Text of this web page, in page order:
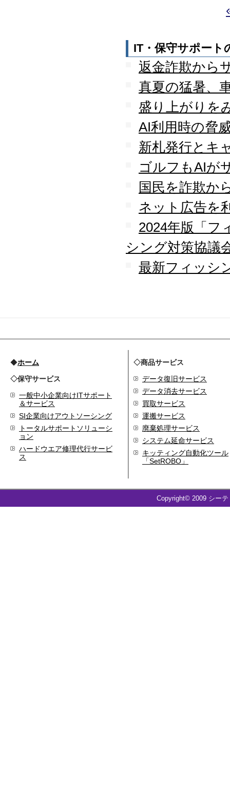
IT・保守サポート
返金詐欺から
真夏の猛暑、
盛り上がりを
AI利用時の脅
新札発行とキ
ゴルフもAIが
国民を詐欺か
ネット広告を
2024年版「フ
シング対策協議
最新フィッシ
◆ホーム
◇保守サービス
一般中小企業向けITサポート
＆サービス
SI企業向けアウトソーシング
トータルサポートソリューシ
ョン
ハードウエア修理代行サービ
ス
◇商品サービス
データ復旧サービス
データ消去サービス
買取サービス
運搬サービス
廃棄処理サービス
システム延命サービス
キッティング自動化ツール
「SetROBO」
Copyright© 2009 シー